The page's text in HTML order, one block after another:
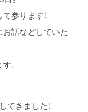
参ります！
話などしていた
。
てきました！